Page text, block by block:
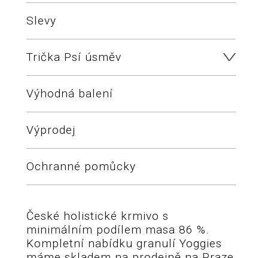
Slevy
Trička Psí úsměv
Výhodná balení
Výprodej
Ochranné pomůcky
České holistické krmivo s
minimálním podílem masa 86 %.
Kompletní nabídku granulí Yoggies